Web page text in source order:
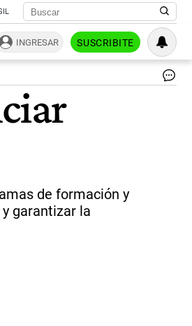
INGRESAR SUSCRIBITE
de formación y
garantizar la